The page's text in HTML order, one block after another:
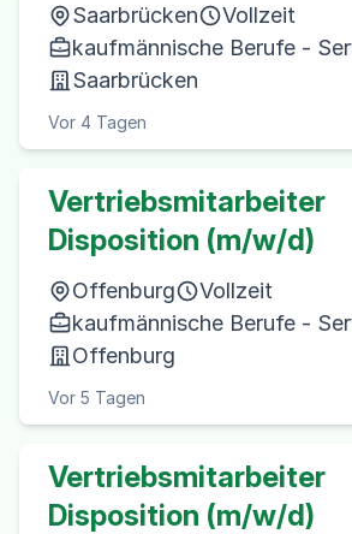
Saarbrücken
Vollzeit
kaufmännische Berufe -
Saarbrücken
Vor 4 Tagen
Vertriebsmitarbeiter
Disposition (m/w/d)
Offenburg
Vollzeit
kaufmännische Berufe -
Offenburg
Vor 5 Tagen
Vertriebsmitarbeiter
Disposition (m/w/d)